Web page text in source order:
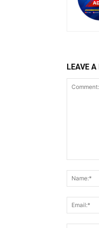
LEAVE A